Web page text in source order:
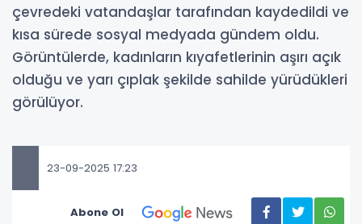
çevredeki vatandaşlar tarafından kaydedildi ve
kısa sürede sosyal medyada gündem oldu.
Görüntülerde, kadınların kıyafetlerinin aşırı açık
olduğu ve yarı çıplak şekilde sahilde yürüdükleri
görülüyor.
23-09-2025 17:23
Abone Ol